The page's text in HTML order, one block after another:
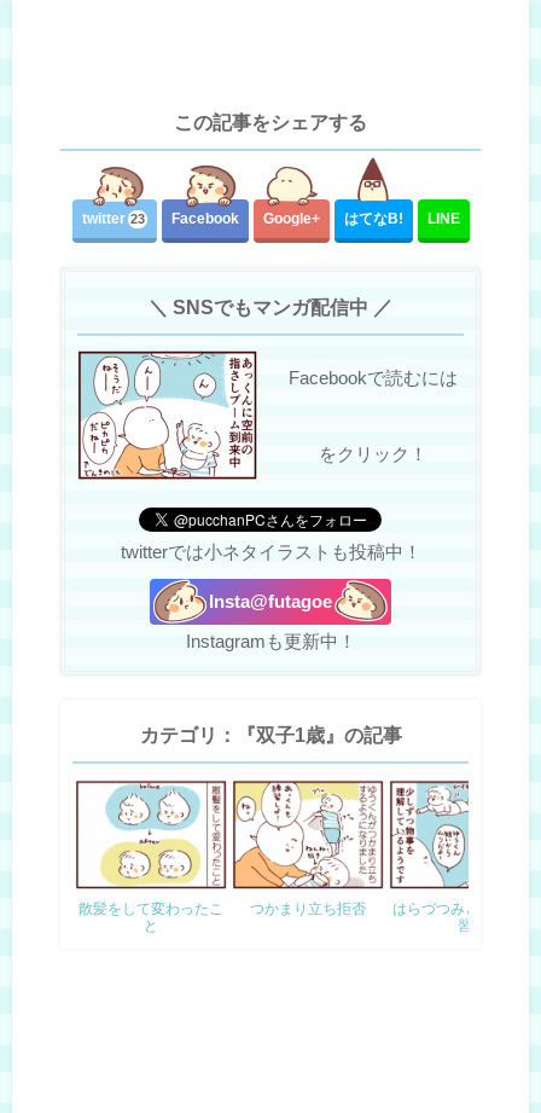
この記事をシェアする
twitter 23 Facebook Google+ はてなB! LINE
＼ SNSでもマンガ配信中 ／
Facebookで読むには
をクリック！
twitterでは小ネタイラストも投稿中！
Insta@futagoe
Instagramも更新中！
カテゴリ：『双子1歳』の記事
散髪をして変わったこ
と
つかまり立ち拒否
はらづつみと双子の学
習